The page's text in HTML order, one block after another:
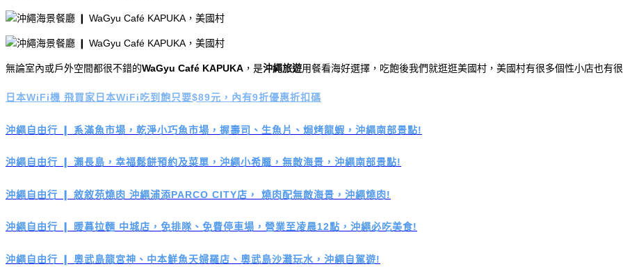
無論室內或戶外空間都很不錯的WaGyu Café KAPUKA ，是沖繩旅遊用餐看海好選擇，吃飽後我們就逛逛美國村，美國村有很多個性小店也有
日本WiFi機 飛買家日本WiFi吃到飽只要$89元，內有9折優惠折扣碼
沖繩自由行 ❙ 系滿魚市場，乾淨小巧魚市場，握壽司、生魚片、焗烤龍蝦，沖繩南部景點!
沖繩自由行 ❙ 瀨長島，幸福鬆餅預約及菜單，沖繩小希臘，無敵海景，沖繩南部景點!
沖繩自由行 ❙ 敘敘苑燒肉 沖繩浦添PARCO CITY店， 燒肉配無敵海景，沖繩燒肉!
沖繩自由行 ❙ 暖暮拉麵 中城店，免排隊、免費停車場，營業至凌晨12點，沖繩必吃美食!
沖繩自由行 ❙ 奧武島龍宮神、中本鮮魚天婦羅店、奧武島沙灘玩水，沖繩自駕遊!